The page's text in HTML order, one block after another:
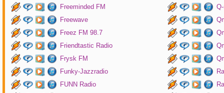
Freeminded FM
Freewave
Freez FM 98.7
Friendtastic Radio
Frysk FM
Funky-Jazzradio
FUNN Radio